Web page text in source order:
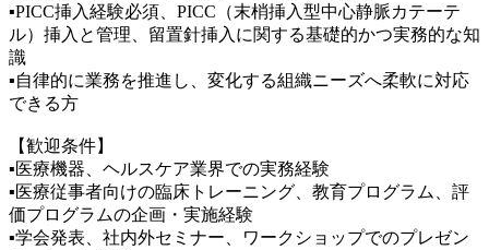
▪PICC挿入経験必須、PICC（末梢挿入型中心静脈カテーテ
ル）挿入と管理、留置針挿入に関する基礎的かつ実務的な知
識
▪自律的に業務を推進し、変化する組織ニーズへ柔軟に対応
できる方
【歓迎条件】
▪医療機器、ヘルスケア業界での実務経験
▪医療従事者向けの臨床トレーニング、教育プログラム、評
価プログラムの企画・実施経験
▪学会発表、社内外セミナー、ワークショップでのプレゼン